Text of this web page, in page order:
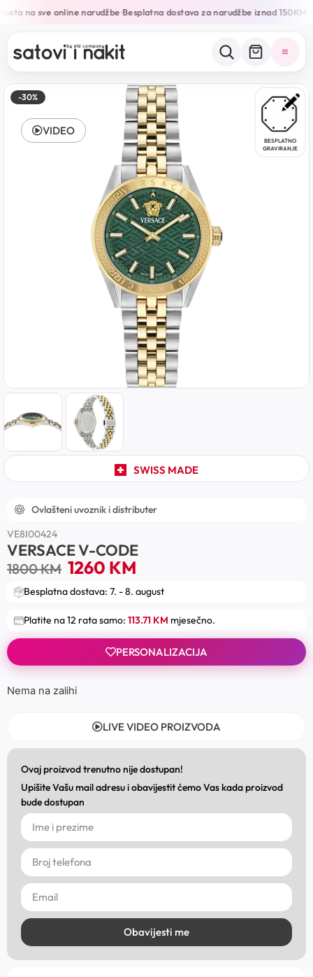
na sve online narudžbe•Besplatna dostava za narudžbe iznad 150KM•
-30%
BESPLATNO
GRAVIRANJE
SWISS MADE
VIDEO
Ovlašteni uvoznik i distributer
VE8I00424
VERSACE V-CODE
1800KM 1260 KM
Besplatna dostava: 7. - 8. august
Platite na 12 rata samo: 113.71 KM mjesečno.
PERSONALIZACIJA
Nema na zalihi
LIVE VIDEO PROIZVODA
Ovaj proizvod trenutno nije dostupan!
Upišite Vašu mail adresu i obavijestit ćemo Vas kada proizvod
bude dostupan
Obavijesti me